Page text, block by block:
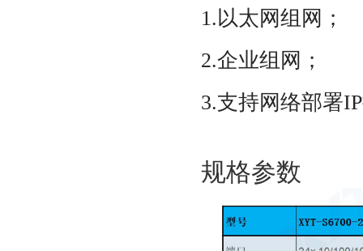
1.以太网组网；
2.企业组网；
3.支持网络部署
规格参数